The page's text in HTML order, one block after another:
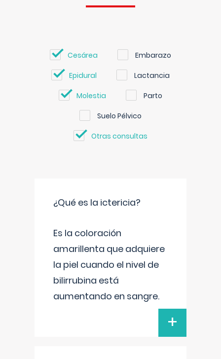
Cesárea Embarazo
Epidural Lactancia
Molestia Parto
Suelo Pélvico
Otras consultas
¿Qué es la ictericia?
Es la coloración
amarillenta que adquiere
la piel cuando el nivel de
bilirrubina está
aumentando en sangre.
+